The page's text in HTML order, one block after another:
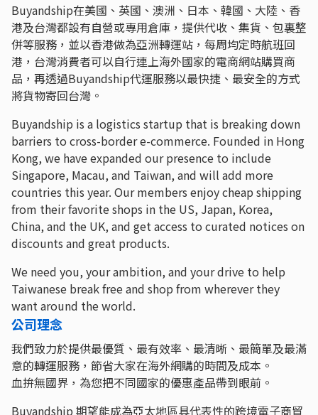
Buyandship在美國、英國、澳洲、日本、韓國、大陸、香
港及台灣都設有自營或專用倉庫，提供代收、集貨、包裏整
併等服務，並以香港做為亞洲轉運站，每周均定時航班回
港，台灣消費者可以自行連上海外國家的電商網站購買商
品，再透過Buyandship代運服務以最快捷、最安全的方式
將貨物寄回台灣。
Buyandship is a logistics startup that is breaking down
barriers to cross-border e-commerce. Founded in Hong
Kong, we have expanded our presence to include
Singapore, Macau, and Taiwan, and will add more
countries this year. Our members enjoy cheap shipping
from their favorite shops in the US, Japan, Korea,
China, and the UK, and get access to curated notices on
discounts and great products.
We need you, your ambition, and your drive to help
Taiwanese break free and shop from wherever they
want around the world.
公司理念
我們致力於提供最優質、最有效率、最清晰、最簡單及最滿
意的轉運服務，節省大家在海外網購的時間及成本。
血拚無國界，為您把不同國家的優惠產品帶到眼前。
Buyandship 期望能成為亞太地區具代表性的跨境電子商貿